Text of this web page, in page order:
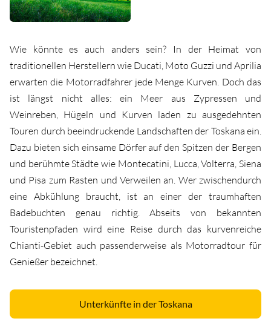
Wie könnte es auch anders sein? In der Heimat von
traditionellen Herstellern wie Ducati, Moto Guzzi und Aprilia
erwarten die Motorradfahrer jede Menge Kurven. Doch das
ist längst nicht alles: ein Meer aus Zypressen und
Weinreben, Hügeln und Kurven laden zu ausgedehnten
Touren durch beeindruckende Landschaften der Toskana ein.
Dazu bieten sich einsame Dörfer auf den Spitzen der Bergen
und berühmte Städte wie Montecatini, Lucca, Volterra, Siena
und Pisa zum Rasten und Verweilen an. Wer zwischendurch
eine Abkühlung braucht, ist an einer der traumhaften
Badebuchten genau richtig. Abseits von bekannten
Touristenpfaden wird eine Reise durch das kurvenreiche
Chianti-Gebiet auch passenderweise als Motorradtour für
Genießer bezeichnet.
Unterkünfte in der Toskana